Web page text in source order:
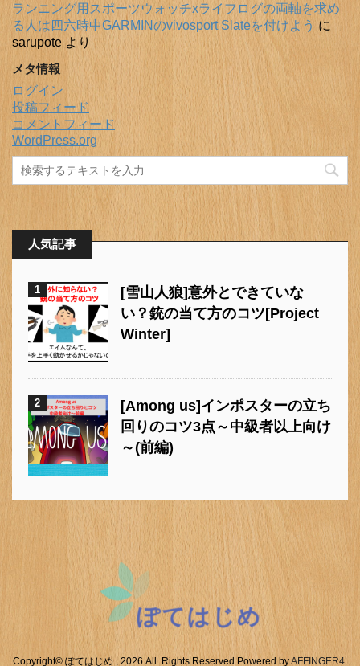
ランニング用スポーツウォッチxライフログの両軸を求め
る人は四六時中GARMINのvivosport Slateを付けよう に
sarupote より
メタ情報
ログイン
投稿フィード
コメントフィード
WordPress.org
人気記事
1
[雪山人狼]意外とできていな
い？銃の当て方のコツ[Project
Winter]
2
[Among us]インポスターの立ち
回りのコツ3点～中級者以上向け
～(前編)
Copyright© ぽてはじめ , 2026 All Rights Reserved Powered byAFFINGER4